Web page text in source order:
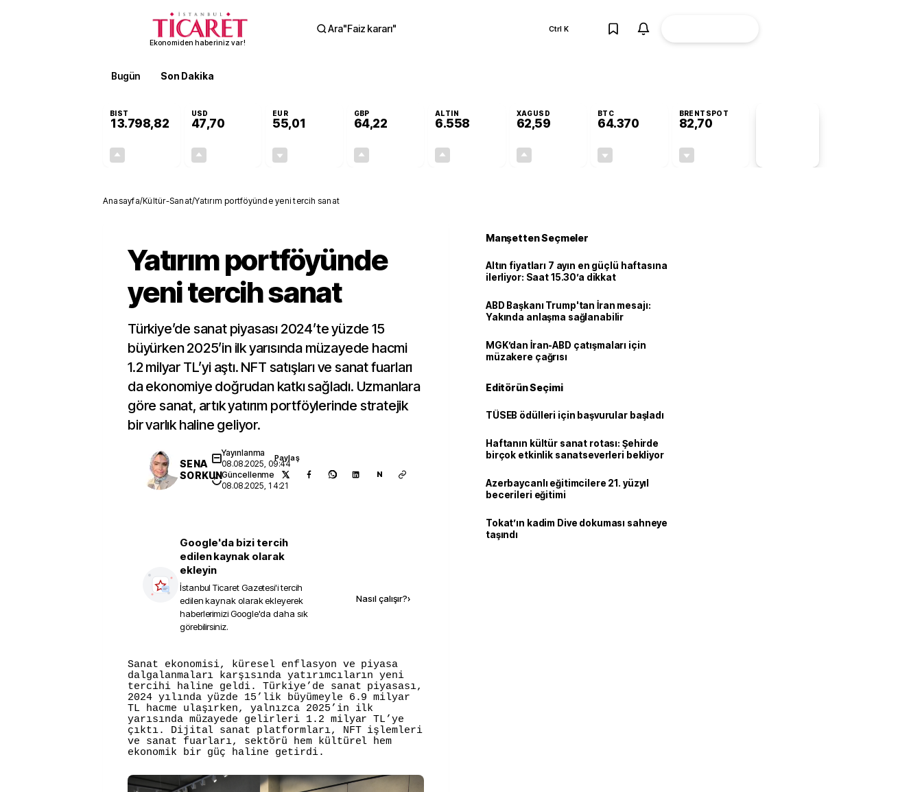
Ekonomiden haberiniz var!
Ara"Faiz kararı" Ctrl K
Bugün Son Dakika
BIST
13.798,82
USD
47,70
EUR
55,01
GBP
64,22
ALTIN
6.558
XAGUSD
62,59
BTC
64.370
BRENTSPOT
82,70
Anasayfa/Kültür-Sanat/Yatırım portföyünde yeni tercih sanat
Yatırım portföyünde
yeni tercih sanat
Türkiye’de sanat piyasası 2024’te yüzde 15
büyürken 2025’in ilk yarısında müzayede hacmi
1.2 milyar TL’yi aştı. NFT satışları ve sanat fuarları
da ekonomiye doğrudan katkı sağladı. Uzmanlara
göre sanat, artık yatırım portföylerinde stratejik
bir varlık haline geliyor.
SENA
SORKUN
Yayınlanma
08.08.2025, 09:44
Güncellenme
08.08.2025, 14:21
Paylaş
N
Google'da bizi tercih
edilen kaynak olarak
ekleyin
İstanbul Ticaret Gazetesi'i tercih
edilen kaynak olarak ekleyerek
haberlerimizi Google'da daha sık
görebilirsiniz.
Nasıl çalışır?›
Sanat ekonomisi, küresel enflasyon ve piyasa
dalgalanmaları karşısında yatırımcıların yeni
tercihi haline geldi. Türkiye’de sanat piyasası,
2024 yılında yüzde 15’lik büyümeyle 6.9 milyar
TL hacme ulaşırken, yalnızca 2025’in ilk
yarısında müzayede gelirleri 1.2 milyar TL’ye
çıktı. Dijital sanat platformları, NFT işlemleri
ve sanat fuarları, sektörü hem kültürel hem
ekonomik bir güç haline getirdi.
Manşetten Seçmeler
Altın fiyatları 7 ayın en güçlü haftasına
ilerliyor: Saat 15.30’a dikkat
ABD Başkanı Trump'tan İran mesajı:
Yakında anlaşma sağlanabilir
MGK’dan İran-ABD çatışmaları için
müzakere çağrısı
Editörün Seçimi
TÜSEB ödülleri için başvurular başladı
Haftanın kültür sanat rotası: Şehirde
birçok etkinlik sanatseverleri bekliyor
Azerbaycanlı eğitimcilere 21. yüzyıl
becerileri eğitimi
Tokat’ın kadim Dive dokuması sahneye
taşındı